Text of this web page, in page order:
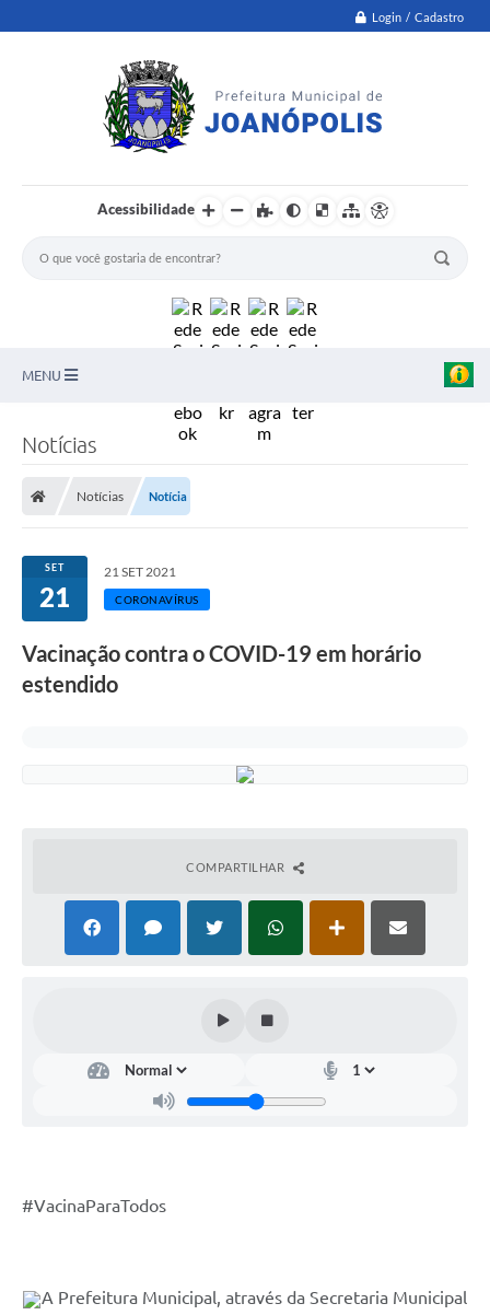
Login / Cadastro
Acessibilidade
MENU
Transparência
Editais
Diário Oficial
Conselhos
Carta de Serviços
Notícias
Notícias Notícia
SET
21
21 SET 2021
CORONAVÍRUS
Vacinação contra o COVID-19 em horário
estendido
COMPARTILHAR
#VacinaParaTodos
A Prefeitura Municipal, através da Secretaria Municipal